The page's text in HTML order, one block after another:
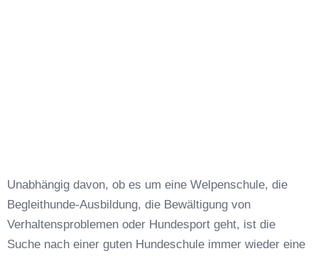
Unabhängig davon, ob es um eine Welpenschule, die
Begleithunde-Ausbildung, die Bewältigung von
Verhaltensproblemen oder Hundesport geht, ist die
Suche nach einer guten Hundeschule immer wieder eine